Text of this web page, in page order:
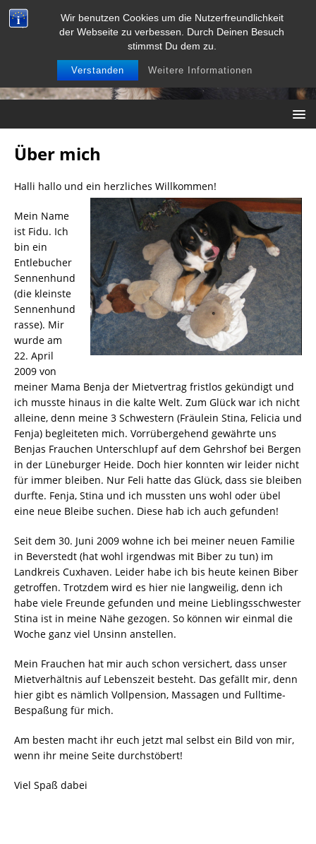
Wir benutzen Cookies um die Nutzerfreundlichkeit
der Webseite zu verbessen. Durch Deinen Besuch
stimmst Du dem zu.
Verstanden Weitere Informationen
Über mich
Halli hallo und ein herzliches Willkommen!
Mein Name
ist Fidu. Ich
bin ein
Entlebucher
Sennenhund
(die kleinste
Sennenhund
rasse). Mir
wurde am
22. April
2009 von
meiner Mama Benja der Mietvertrag fristlos gekündigt und
ich musste hinaus in die kalte Welt. Zum Glück war ich nicht
alleine, denn meine 3 Schwestern (Fräulein Stina, Felicia und
Fenja) begleiteten mich. Vorrübergehend gewährte uns
Benjas Frauchen Unterschlupf auf dem Gehrshof bei Bergen
in der Lüneburger Heide. Doch hier konnten wir leider nicht
für immer bleiben. Nur Feli hatte das Glück, dass sie bleiben
durfte. Fenja, Stina und ich mussten uns wohl oder übel
eine neue Bleibe suchen. Diese hab ich auch gefunden!
Seit dem 30. Juni 2009 wohne ich bei meiner neuen Familie
in Beverstedt (hat wohl irgendwas mit Biber zu tun) im
Landkreis Cuxhaven. Leider habe ich bis heute keinen Biber
getroffen. Trotzdem wird es hier nie langweilig, denn ich
habe viele Freunde gefunden und meine Lieblingsschwester
Stina ist in meine Nähe gezogen. So können wir einmal die
Woche ganz viel Unsinn anstellen.
Mein Frauchen hat mir auch schon versichert, dass unser
Mietverhältnis auf Lebenszeit besteht. Das gefällt mir, denn
hier gibt es nämlich Vollpension, Massagen und Fulltime-
Bespaßung für mich.
Am besten macht ihr euch jetzt mal selbst ein Bild von mir,
wenn ihr meine Seite durchstöbert!
Viel Spaß dabei